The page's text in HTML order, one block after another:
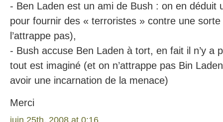
- Ben Laden est un ami de Bush : on en déduit
pour fournir des « terroristes » contre une sorte
l’attrappe pas),
- Bush accuse Ben Laden à tort, en fait il n’y a
tout est imaginé (et on n’attrappe pas Bin
avoir une incarnation de la menace)
Merci
juin 25th, 2008 at 0:16